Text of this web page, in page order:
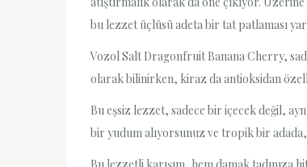
bu lezzet üçlüsü adeta bir tat patlaması
Vozol Salt Dragonfruit Banana Cherry,
olarak bilinirken, kiraz da antioksidan
Bu eşsiz lezzet, sadece bir içecek değil,
bir yudum alıyorsunuz ve tropik bir